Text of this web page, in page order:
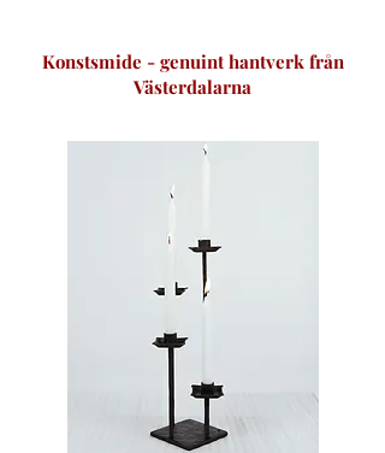
Konstsmide - genuint hantverk från
Västerdalarna